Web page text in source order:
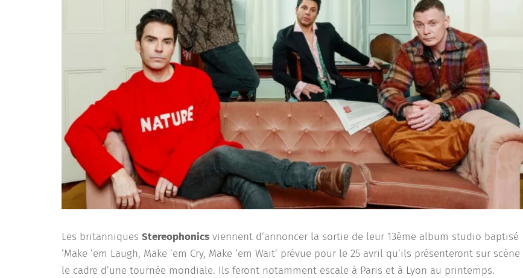
Les britanniques Stereophonics viennent d’annoncer la sortie de leur 13ème album studio baptisé
‘Make ’em Laugh, Make ’em Cry, Make ’em Wait’ prévue pour le 25 avril qu’ils présenteront sur
le cadre d’une tournée mondiale. Ils feront notamment escale à Paris et à Lyon au printemps.